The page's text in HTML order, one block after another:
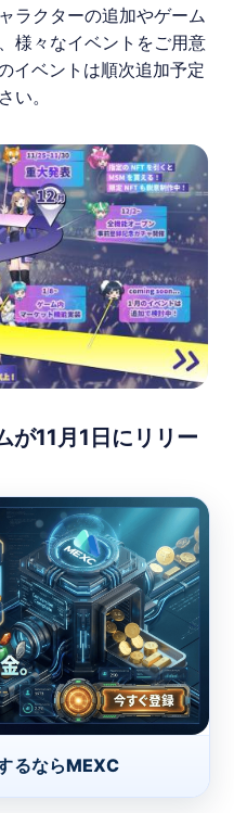
ラクターの追加やゲーム
様々なイベントをご用意
イベントは順次追加予定
い。
が11月1日にリリー
るならMEXC